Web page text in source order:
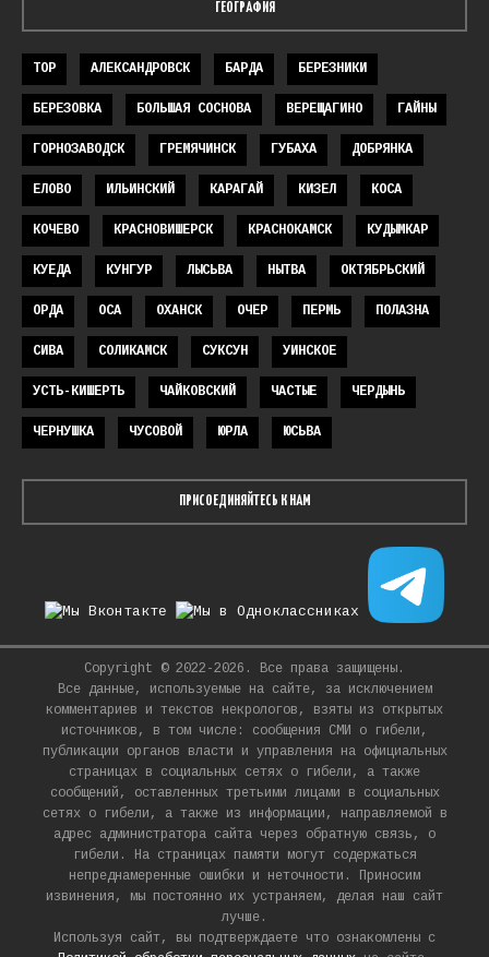
ГЕОГРАФИЯ
TOP АЛЕКСАНДРОВСК БАРДА БЕРЕЗНИКИ
БЕРЕЗОВКА БОЛЬШАЯ СОСНОВА ВЕРЕЩАГИНО ГАЙНЫ
ГОРНОЗАВОДСК ГРЕМЯЧИНСК ГУБАХА ДОБРЯНКА
ЕЛОВО ИЛЬИНСКИЙ КАРАГАЙ КИЗЕЛ КОСА
КОЧЕВО КРАСНОВИШЕРСК КРАСНОКАМСК КУДЫМКАР
КУЕДА КУНГУР ЛЫСЬВА НЫТВА ОКТЯБРЬСКИЙ
ОРДА ОСА ОХАНСК ОЧЕР ПЕРМЬ ПОЛАЗНА
СИВА СОЛИКАМСК СУКСУН УИНСКОЕ
УСТЬ-КИШЕРТЬ ЧАЙКОВСКИЙ ЧАСТЫЕ ЧЕРДЫНЬ
ЧЕРНУШКА ЧУСОВОЙ ЮРЛА ЮСЬВА
ПРИСОЕДИНЯЙТЕСЬ К НАМ
Copyright © 2022-2026. Все права защищены.
Все данные, используемые на сайте, за исключением
комментариев и текстов некрологов, взяты из открытых
источников, в том числе: сообщения СМИ о гибели,
публикации органов власти и управления на официальных
страницах в социальных сетях о гибели, а также
сообщений, оставленных третьими лицами в социальных
сетях о гибели, а также из информации, направляемой в
адрес администратора сайта через обратную связь, о
гибели. На страницах памяти могут содержаться
непреднамеренные ошибки и неточности. Приносим
извинения, мы постоянно их устраняем, делая наш сайт
лучше.
Используя сайт, вы подтверждаете что ознакомлены с